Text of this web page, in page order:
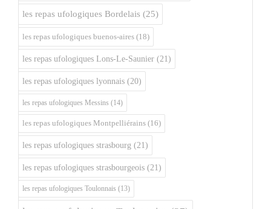
les repas ufologiques Bordelais (25)
les repas ufologiques buenos-aires (18)
les repas ufologiques Lons-Le-Saunier (21)
les repas ufologiques lyonnais (20)
les repas ufologiques Messins (14)
les repas ufologiques Montpelliérains (16)
les repas ufologiques strasbourg (21)
les repas ufologiques strasbourgeois (21)
les repas ufologiques Toulonnais (13)